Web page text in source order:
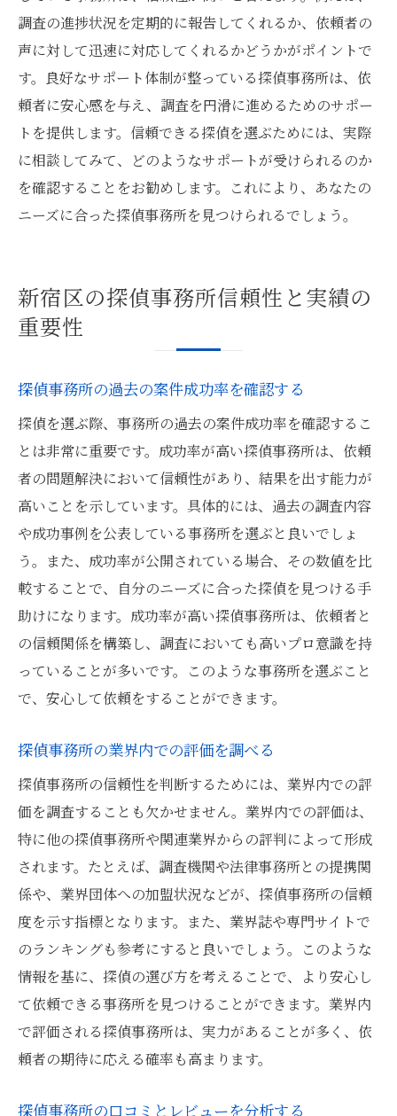
調査の進捗状況を定期的に報告してくれるか、依頼者の
声に対して迅速に対応してくれるかどうかがポイントで
す。良好なサポート体制が整っている探偵事務所は、依
頼者に安心感を与え、調査を円滑に進めるためのサポー
トを提供します。信頼できる探偵を選ぶためには、実際
に相談してみて、どのようなサポートが受けられるのか
を確認することをお勧めします。これにより、あなたの
ニーズに合った探偵事務所を見つけられるでしょう。
新宿区の探偵事務所信頼性と実績の
重要性
探偵事務所の過去の案件成功率を確認する
探偵を選ぶ際、事務所の過去の案件成功率を確認するこ
とは非常に重要です。成功率が高い探偵事務所は、依頼
者の問題解決において信頼性があり、結果を出す能力が
高いことを示しています。具体的には、過去の調査内容
や成功事例を公表している事務所を選ぶと良いでしょ
う。また、成功率が公開されている場合、その数値を比
較することで、自分のニーズに合った探偵を見つける手
助けになります。成功率が高い探偵事務所は、依頼者と
の信頼関係を構築し、調査においても高いプロ意識を持
っていることが多いです。このような事務所を選ぶこと
で、安心して依頼をすることができます。
探偵事務所の業界内での評価を調べる
探偵事務所の信頼性を判断するためには、業界内での評
価を調査することも欠かせません。業界内での評価は、
特に他の探偵事務所や関連業界からの評判によって形成
されます。たとえば、調査機関や法律事務所との提携関
係や、業界団体への加盟状況などが、探偵事務所の信頼
度を示す指標となります。また、業界誌や専門サイトで
のランキングも参考にすると良いでしょう。このような
情報を基に、探偵の選び方を考えることで、より安心し
て依頼できる事務所を見つけることができます。業界内
で評価される探偵事務所は、実力があることが多く、依
頼者の期待に応える確率も高まります。
探偵事務所の口コミとレビューを分析する